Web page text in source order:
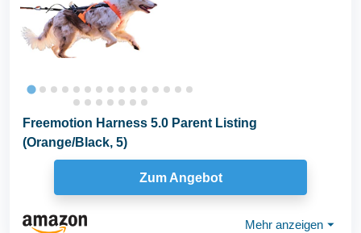
Freemotion Harness 5.0 Parent Listing
(Orange/Black, 5)
Zum Angebot
Mehr anzeigen ⏷